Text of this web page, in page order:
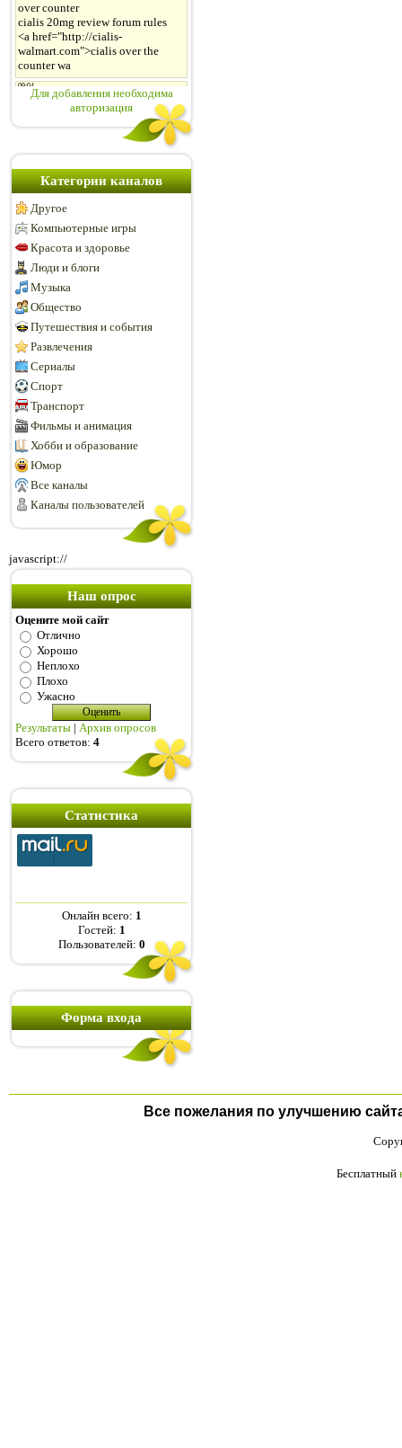
Для добавления необходима
авторизация
Категории каналов
Другое
Компьютерные игры
Красота и здоровье
Люди и блоги
Музыка
Общество
Путешествия и события
Развлечения
Сериалы
Спорт
Транспорт
Фильмы и анимация
Хобби и образование
Юмор
Все каналы
Каналы пользователей
javascript://
Наш опрос
Оцените мой сайт
Отлично
Хорошо
Неплохо
Плохо
Ужасно
Результаты | Архив опросов
Всего ответов: 4
Статистика
Онлайн всего: 1
Гостей: 1
Пользователей: 0
Форма входа
Все пожелания по улучшению
Бесплатный